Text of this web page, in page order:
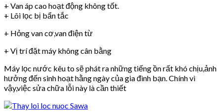
+ Van áp cao hoạt động không tốt.
+ Lõi lọc bị bẩn tắc
+ Hỏng van cơ,van điện từ
+ Vị trí đặt máy không cân bằng
Máy lọc nước kêu to sẽ phát ra những tiếng ồn rất khó chịu,ảnh
hưởng đến sinh hoạt hằng ngày của gia đình bạn. Chính vì
vậy,việc sửa chữa lỗi này là cần thiết